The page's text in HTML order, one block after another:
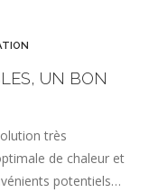
UN BON
très
de chaleur et
potentiels…